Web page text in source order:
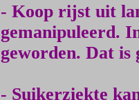
- Koop rijst uit
gemanipuleerd.
geworden. Dat is
- Suikerziekte